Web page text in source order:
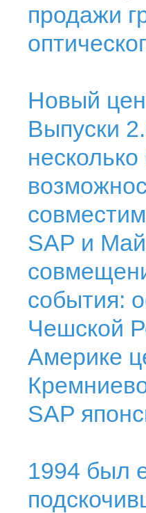
продажи
Новый
Выпуски
SAP и
события:
Чешской
Америке
SAP
1994 был